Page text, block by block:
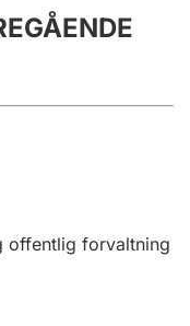
offentlig forvaltning